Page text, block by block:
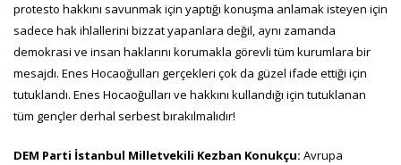
protesto hakkını savunmak için yaptığı konuşma anlamak isteyen için
sadece hak ihlallerini bizzat yapanlara değil, aynı zamanda
demokrasi ve insan haklarını korumakla görevli tüm kurumlara bir
mesajdı. Enes Hocaoğulları gerçekleri çok da güzel ifade ettiği için
tutuklandı. Enes Hocaoğulları ve hakkını kullandığı için tutuklanan
tüm gençler derhal serbest bırakılmalıdır!
DEM Parti İstanbul Milletvekili Kezban Konukçu: Avrupa